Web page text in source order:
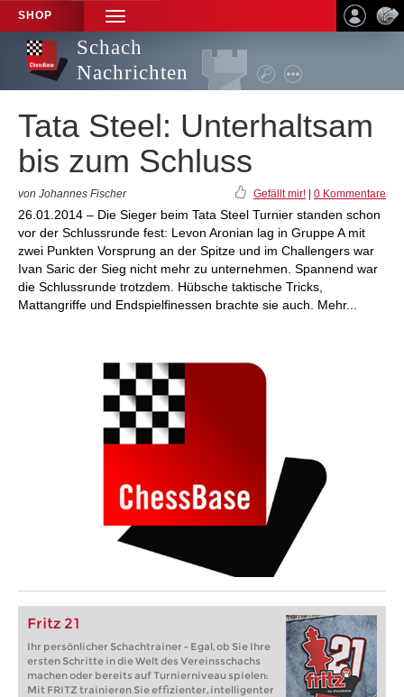
SHOP
TOGGLE
NAVIGATION
Schach
Nachrichten
Tata Steel: Unterhaltsam
bis zum Schluss
von Johannes Fischer Gefällt mir! 0 Kommentare
26.01.2014 – Die Sieger beim Tata Steel Turnier standen schon
vor der Schlussrunde fest: Levon Aronian lag in Gruppe A mit
zwei Punkten Vorsprung an der Spitze und im Challengers war
Ivan Saric der Sieg nicht mehr zu unternehmen. Spannend war
die Schlussrunde trotzdem. Hübsche taktische Tricks,
Mattangriffe und Endspielfinessen brachte sie auch. Mehr...
Fritz 21
Ihr persönlicher Schachtrainer - Egal, ob Sie Ihre
ersten Schritte in die Welt des Vereinsschachs
machen oder bereits auf Turnierniveau spielen:
Mit FRITZ trainieren Sie effizienter, intelligenter